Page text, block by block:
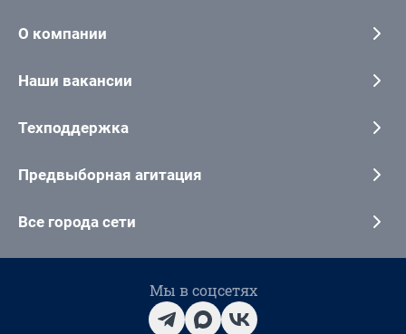
О компании
Наши вакансии
Техподдержка
Предвыборная агитация
Все города сети
Мы в соцсетях